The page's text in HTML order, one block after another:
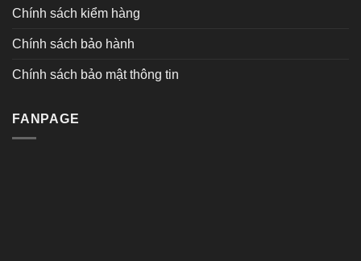
Chính sách kiểm hàng
Chính sách bảo hành
Chính sách bảo mật thông tin
FANPAGE